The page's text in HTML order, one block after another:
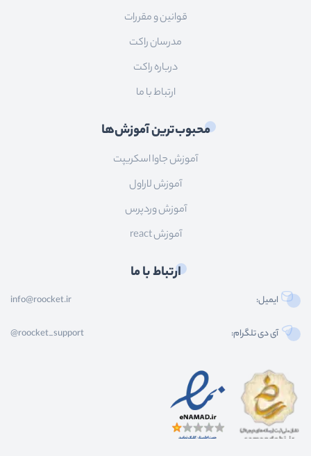
قوانین و مقررات
مدرسان راکت
درباره راکت
ارتباط با ما
محبوب‌ترین آموزش‌ها
آموزش جاوا اسکریپت
آموزش لاراول
آموزش وردپرس
آموزش react
ارتباط با ما
ایمیل: info@roocket.ir
آی دی تلگرام: @roocket_support